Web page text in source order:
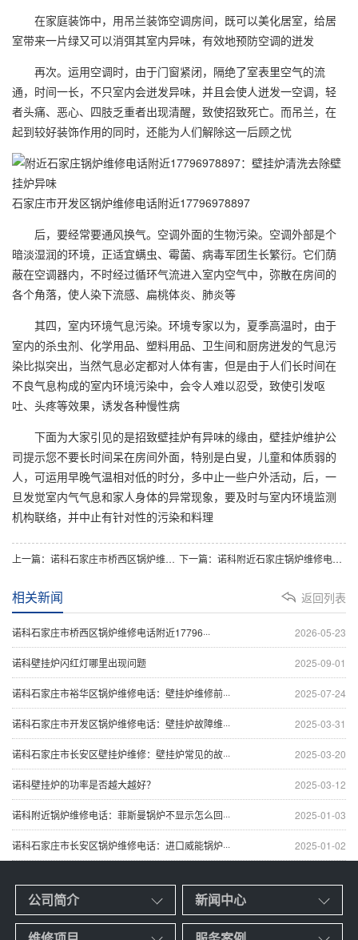
在家庭装饰中，用吊兰装饰空调房间，既可以美化居室，给居
室带来一片绿又可以消弭其室内异味，有效地预防空调的迸发
再次。运用空调时，由于门窗紧闭，隔绝了室表里空气的流
通，时间一长，不只室内会迸发异味，并且会使人迸发一空调，轻
者头痛、恶心、四肢乏重者出现清醒，致使招致死亡。而吊兰，在
起到较好装饰作用的同时，还能为人们解除这一后顾之忧
石家庄市开发区锅炉维修电话附近17796978897
后，要经常要通风换气。空调外面的生物污染。空调外部是个
暗淡湿润的环境，正适宜螨虫、霉菌、病毒军团生长繁衍。它们荫
蔽在空调器内，不时经过循环气流进入室内空气中，弥散在房间的
各个角落，使人染下流感、扁桃体炎、肺炎等
其四，室内环境气息污染。环境专家以为，夏季高温时，由于
室内的杀虫剂、化学用品、塑料用品、卫生间和厨房迸发的气息污
染比拟突出，当然气息必定都对人体有害，但是由于人们长时间在
不良气息构成的室内环境污染中，会令人难以忍受，致使引发呕
吐、头疼等效果，诱发各种慢性病
下面为大家引见的是招致壁挂炉有异味的缘由，壁挂炉维护公
司提示您不要长时间呆在房间外面，特别是白叟，儿童和体质弱的
人，可运用早晚气温相对低的时分，多中止一些户外活动，后，一
旦发觉室内气气息和家人身体的异常现象，要及时与室内环境监测
机构联络，并中止有针对性的污染和料理
上一篇：诺科石家庄市桥西区锅炉维修电话附近17796978897：什么情况下需要对壁挂炉进行保养大检查 下一篇：诺科附近石家庄锅炉维修电话附近17796978897：使用壁挂炉采暖，保养很重要
返回列表
相关新闻
2026-05-23
诺科石家庄市桥西区锅炉维修电话附近17796···
2025-09-01
诺科壁挂炉闪红灯哪里出现问题
2025-07-24
诺科石家庄市裕华区锅炉维修电话：壁挂炉维修前···
2025-03-31
诺科石家庄市开发区锅炉维修电话：壁挂炉故障维···
2025-03-20
诺科石家庄市长安区壁挂炉维修：壁挂炉常见的故···
2025-03-12
诺科壁挂炉的功率是否越大越好？
2025-01-03
诺科附近锅炉维修电话：菲斯曼锅炉不显示怎么回···
2025-01-02
诺科石家庄市长安区锅炉维修电话：进口威能锅炉···
公司简介 新闻中心